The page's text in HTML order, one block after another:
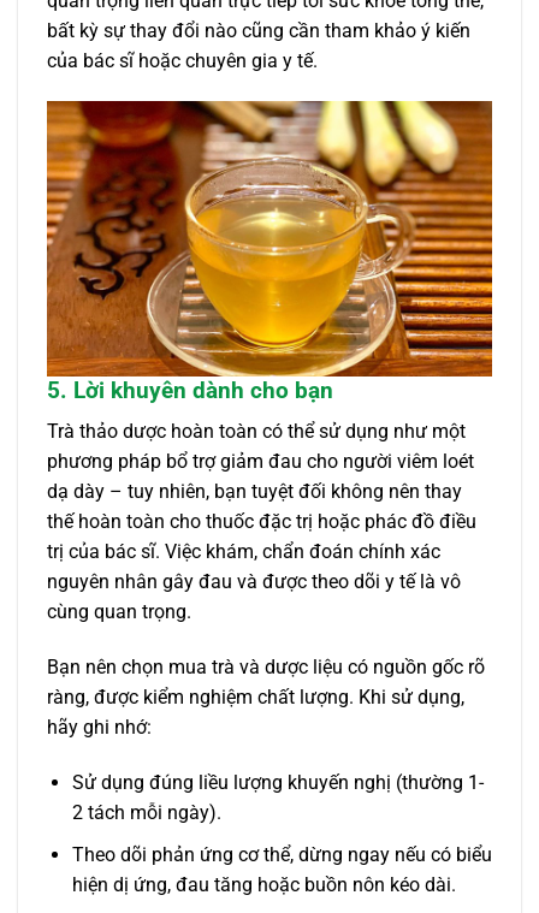
bất kỳ sự thay đổi nào cũng cần tham khảo ý kiến
của bác sĩ hoặc chuyên gia y tế.
5. Lời khuyên dành cho bạn
Trà thảo dược hoàn toàn có thể sử dụng như một
phương pháp bổ trợ giảm đau cho người viêm loét
dạ dày – tuy nhiên, bạn tuyệt đối không nên thay
thế hoàn toàn cho thuốc đặc trị hoặc phác đồ điều
trị của bác sĩ. Việc khám, chẩn đoán chính xác
nguyên nhân gây đau và được theo dõi y tế là vô
cùng quan trọng.
Bạn nên chọn mua trà và dược liệu có nguồn gốc rõ
ràng, được kiểm nghiệm chất lượng. Khi sử dụng,
hãy ghi nhớ:
Sử dụng đúng liều lượng khuyến nghị (thường 1-
2 tách mỗi ngày).
Theo dõi phản ứng cơ thể, dừng ngay nếu có biểu
hiện dị ứng, đau tăng hoặc buồn nôn kéo dài.